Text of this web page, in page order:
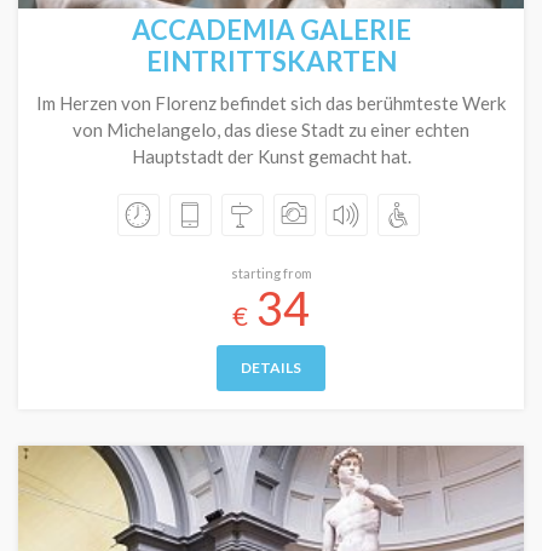
ACCADEMIA GALERIE
EINTRITTSKARTEN
Im Herzen von Florenz befindet sich das berühmteste Werk
von Michelangelo, das diese Stadt zu einer echten
Hauptstadt der Kunst gemacht hat.
starting from
€ 34
DETAILS